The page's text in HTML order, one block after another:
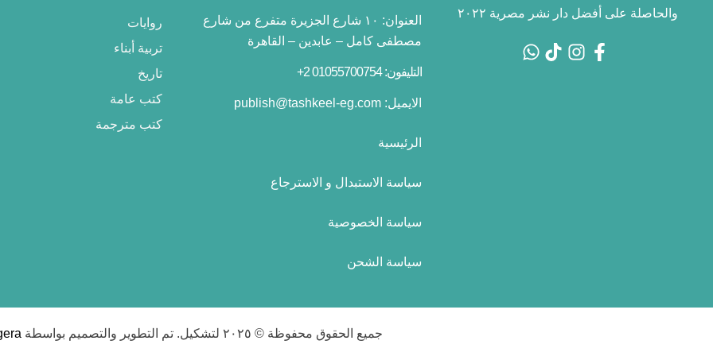
والحاصلة على أفضل دار نشر مصرية ٢٠٢٢
العنوان:
١٠ شارع الجزيرة متفرع من شارع
مصطفى كامل – عابدين – القاهرة
التليفون: 01055700754 2+
الايميل: publish@tashkeel-eg.com
الرئيسية
سياسة الاستبدال و الاسترجاع
سياسة الخصوصية
سياسة الشحن
روايات
تربية أبناء
تاريخ
كتب عامة
كتب مترجمة
جميع الحقوق محفوظة © ٢٠٢٥ لتشكيل. تم التطوير والتصميم بواسطة